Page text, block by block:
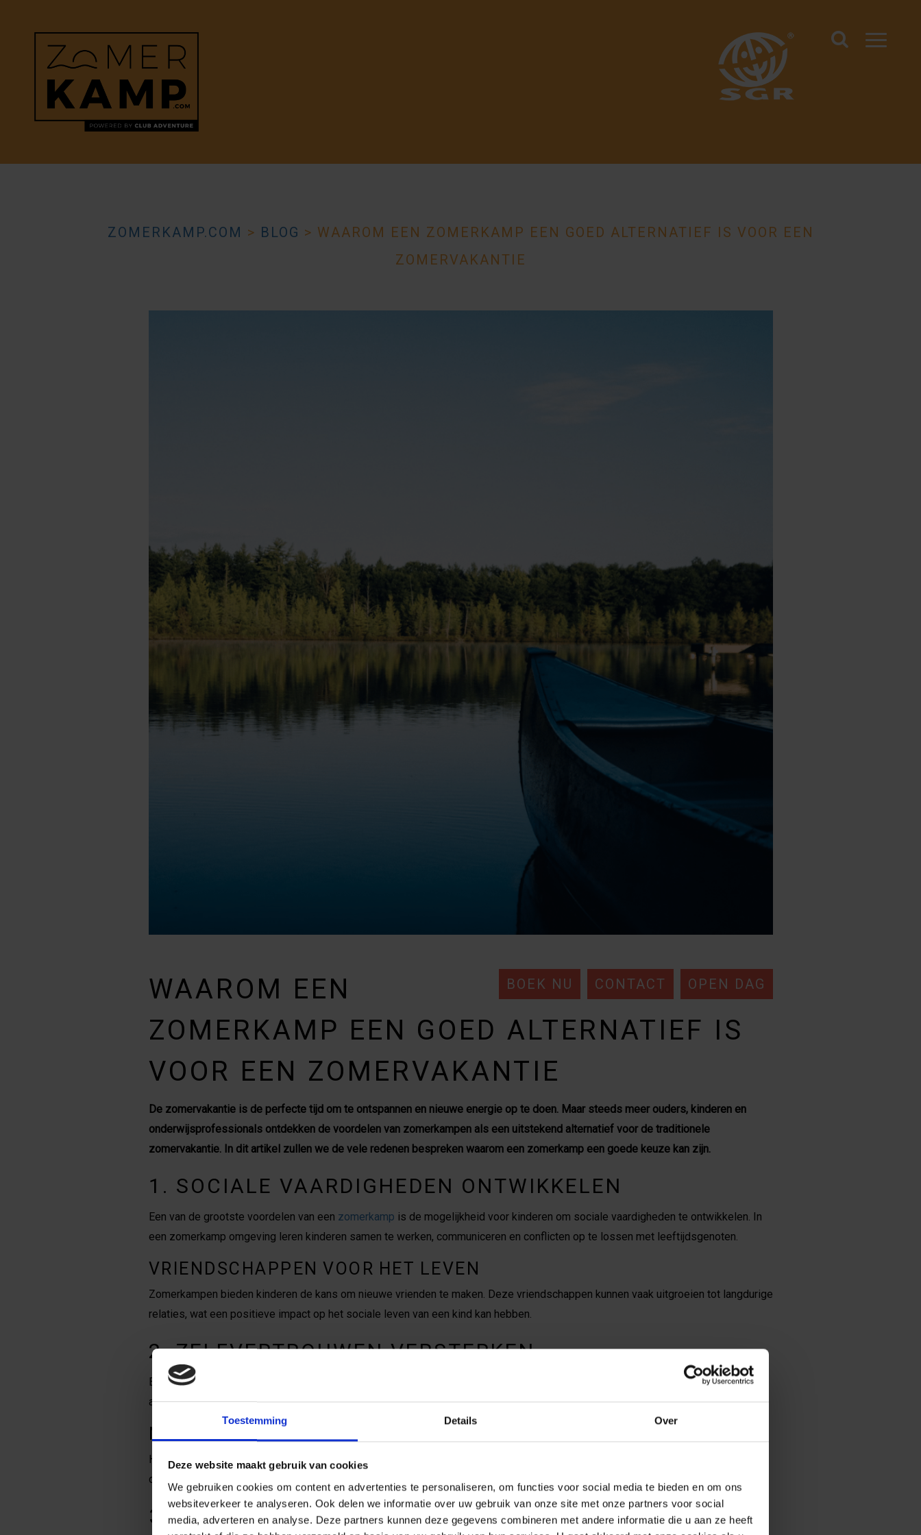
Toestemming Details Over
Deze website maakt gebruik van cookies
We gebruiken cookies om content en advertenties te personaliseren, om functies voor social media te bieden en om ons
websiteverkeer te analyseren. Ook delen we informatie over uw gebruik van onze site met onze partners voor social
media, adverteren en analyse. Deze partners kunnen deze gegevens combineren met andere informatie die u aan ze heeft
ZOMERKAMP.COM > BLOG > WAAROM EEN ZOMERKAMP EEN GOED ALTERNATIEF IS VOOR EEN
ZOMERVAKANTIE
OPEN DAG
CONTACT
BOEK NU
WAAROM EEN
ZOMERKAMP EEN GOED ALTERNATIEF IS
VOOR EEN ZOMERVAKANTIE
De zomervakantie is de perfecte tijd om te ontspannen en nieuwe energie op te doen. Maar steeds meer ouders, kinderen en
onderwijsprofessionals ontdekken de voordelen van zomerkampen als een uitstekend alternatief voor de traditionele
zomervakantie. In dit artikel zullen we de vele redenen bespreken waarom een zomerkamp een goede keuze kan zijn.
1. SOCIALE VAARDIGHEDEN ONTWIKKELEN
Een van de grootste voordelen van een zomerkamp is de mogelijkheid voor kinderen om sociale vaardigheden te ontwikkelen. In
een zomerkamp omgeving leren kinderen samen te werken, communiceren en conflicten op te lossen met leeftijdsgenoten.
VRIENDSCHAPPEN VOOR HET LEVEN
Zomerkampen bieden kinderen de kans om nieuwe vrienden te maken. Deze vriendschappen kunnen vaak uitgroeien tot langdurige
relaties, wat een positieve impact op het sociale leven van een kind kan hebben.
2. ZELFVERTROUWEN VERSTERKEN
Een goed zomerkamp biedt kinderen de gelegenheid om uit hun comfortzone te stappen. Dit kan variëren van deelnemen aan
avontuurlijke activiteiten zoals klimmen en kanoën, tot het presenteren voor een groep.
NIEUWE UITDAGINGEN AANGAAN
Het overwinnen van deze uitdagingen helpt kinderen om hun zelfvertrouwen te vergroten. Ze leren dat ze in staat zijn om nieuwe
dingen te proberen en succes te boeken, wat hen in toekomstige situaties kan helpen.
3. LEREN EN ONTWIKKELING